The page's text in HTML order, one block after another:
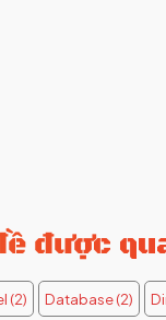
được
(2) Database(2)